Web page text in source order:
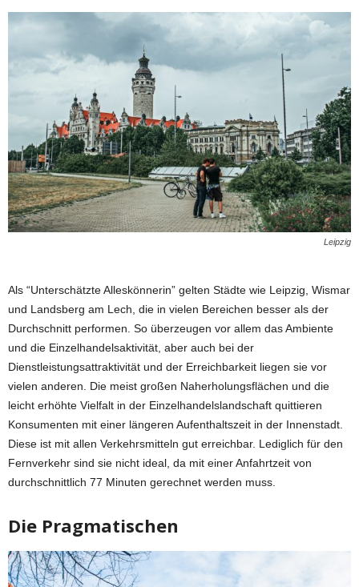
Leipzig
Als “Unterschätzte Alleskönnerin” gelten Städte wie Leipzig, Wismar
und Landsberg am Lech, die in vielen Bereichen besser als der
Durchschnitt performen. So überzeugen vor allem das Ambiente
und die Einzelhandelsaktivität, aber auch bei der
Dienstleistungsattraktivität und der Erreichbarkeit liegen sie vor
vielen anderen. Die meist großen Naherholungsflächen und die
leicht erhöhte Vielfalt in der Einzelhandelslandschaft quittieren
Konsumenten mit einer längeren Aufenthaltszeit in der Innenstadt.
Diese ist mit allen Verkehrsmitteln gut erreichbar. Lediglich für den
Fernverkehr sind sie nicht ideal, da mit einer Anfahrtzeit von
durchschnittlich 77 Minuten gerechnet werden muss.
Die Pragmatischen